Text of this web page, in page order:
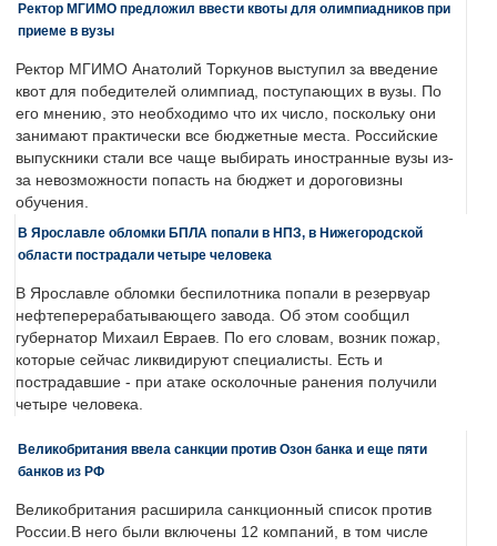
Ректор МГИМО предложил ввести квоты для олимпиадников при
приеме в вузы
Ректор МГИМО Анатолий Торкунов выступил за введение
квот для победителей олимпиад, поступающих в вузы. По
его мнению, это необходимо что их число, поскольку они
занимают практически все бюджетные места. Российские
выпускники стали все чаще выбирать иностранные вузы из-
за невозможности попасть на бюджет и дороговизны
обучения.
В Ярославле обломки БПЛА попали в НПЗ, в Нижегородской
области пострадали четыре человека
В Ярославле обломки беспилотника попали в резервуар
нефтеперерабатывающего завода. Об этом сообщил
губернатор Михаил Евраев. По его словам, возник пожар,
которые сейчас ликвидируют специалисты. Есть и
пострадавшие - при атаке осколочные ранения получили
четыре человека.
Великобритания ввела санкции против Озон банка и еще пяти
банков из РФ
Великобритания расширила санкционный список против
России.В него были включены 12 компаний, в том числе